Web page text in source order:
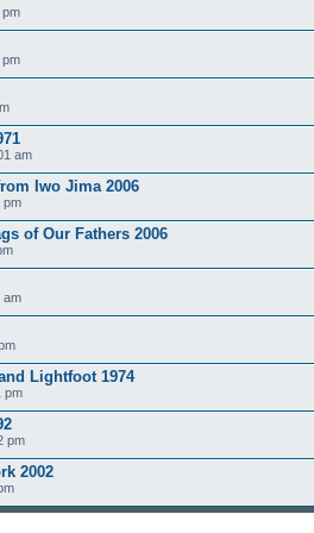
pm
pm
am
Iwo Jima 2006
pm
of Our Fathers 2006
am
Lightfoot 1974
pm
pm
2002